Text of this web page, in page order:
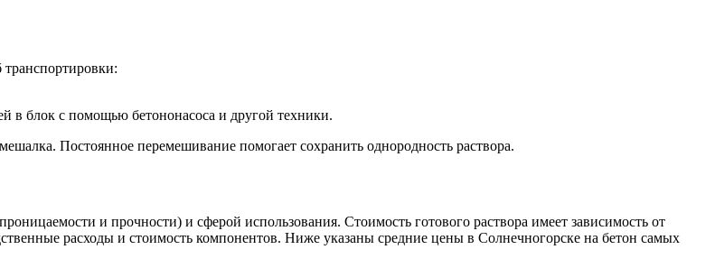
транспортировки:
в блок с помощью бетононасоса и другой техники.
Постоянное перемешивание помогает сохранить однородность раствора.
и прочности) и сферой использования. Стоимость готового раствора имеет зависимость от
расходы и стоимость компонентов. Ниже указаны средние цены в Солнечногорске на бетон самых